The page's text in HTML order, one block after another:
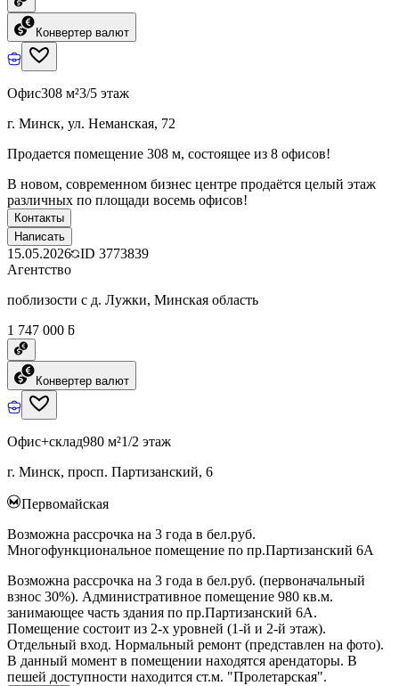
Конвертер валют
Офис308 м²3/5 этаж
г. Минск, ул. Неманская, 72
Продается помещение 308 м, состоящее из 8 офисов!
В новом, современном бизнес центре продаётся целый этаж
различных по площади восемь офисов!
Контакты
Написать
15.05.2026 ID 3773839
Агентство
поблизости с д. Лужки, Минская область
1 747 000 ƃ
Конвертер валют
Офис+склад980 м²1/2 этаж
г. Минск, просп. Партизанский, 6
Первомайская
Возможна рассрочка на 3 года в бел.руб.
Многофункциональное помещение по пр.Партизанский 6А
Возможна рассрочка на 3 года в бел.руб. (первоначальный
взнос 30%). Административное помещение 980 кв.м.
занимающее часть здания по пр.Партизанский 6А.
Помещение состоит из 2-х уровней (1-й и 2-й этаж).
Отдельный вход. Нормальный ремонт (представлен на фото).
В данный момент в помещении находятся арендаторы. В
пешей доступности находится ст.м. "Пролетарская".